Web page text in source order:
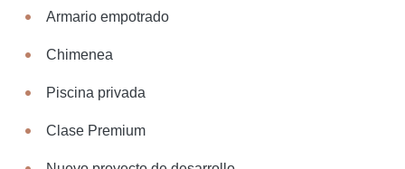
Armario empotrado
Chimenea
Piscina privada
Clase Premium